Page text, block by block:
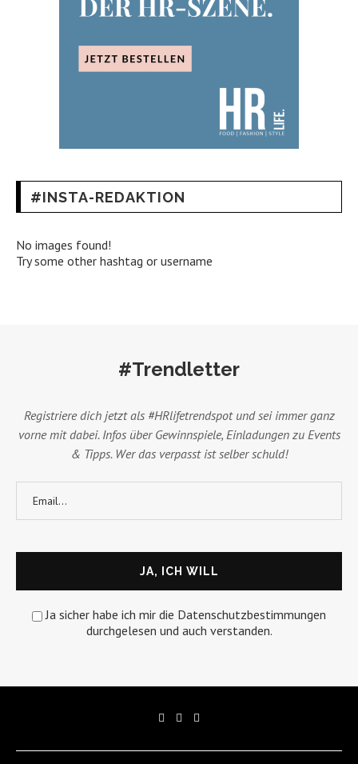
#INSTA-REDAKTION
No images found!
Try some other hashtag or username
#Trendletter
Registriere dich jetzt als #HRlifetrendspot und sei immer ganz
vorne mit dabei. Infos über Gewinnspiele, Einladungen zu Events
& Tipps. Wer das verpasst ist selber schuld!
Ja sicher habe ich mir die Datenschutzbestimmungen
durchgelesen und auch verstanden.